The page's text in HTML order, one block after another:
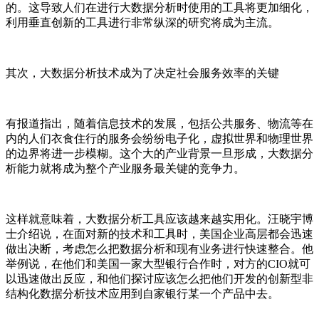
的。这导致人们在进行大数据分析时使用的工具将更加细化，
利用垂直创新的工具进行非常纵深的研究将成为主流。
其次，大数据分析技术成为了决定社会服务效率的关键
有报道指出，随着信息技术的发展，包括公共服务、物流等在
内的人们衣食住行的服务会纷纷电子化，虚拟世界和物理世界
的边界将进一步模糊。这个大的产业背景一旦形成，大数据分
析能力就将成为整个产业服务最关键的竞争力。
这样就意味着，大数据分析工具应该越来越实用化。汪晓宇博
士介绍说，在面对新的技术和工具时，美国企业高层都会迅速
做出决断，考虑怎么把数据分析和现有业务进行快速整合。他
举例说，在他们和美国一家大型银行合作时，对方的CIO就可
以迅速做出反应，和他们探讨应该怎么把他们开发的创新型非
结构化数据分析技术应用到自家银行某一个产品中去。